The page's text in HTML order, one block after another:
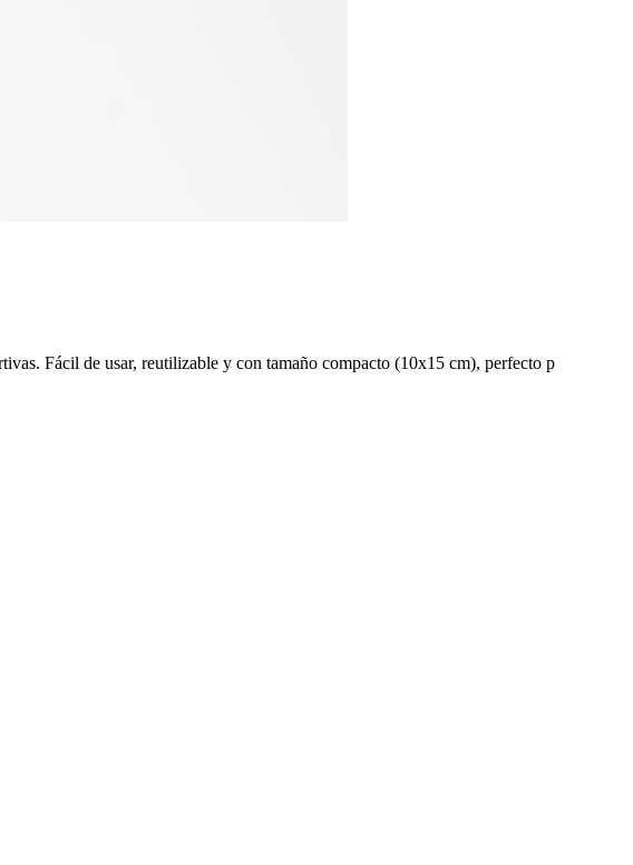
Fácil de usar, reutilizable y con tamaño compacto (10x15 cm), perfecto p